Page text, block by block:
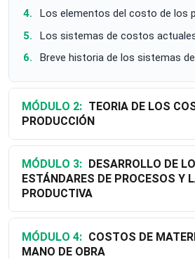
Los elementos del costo de los
Los sistemas de costos
Breve historia de los sistemas
MÓDULO 2:
PRODUCCIÓN
MÓDULO 3:
ESTÁNDARES DE PROCESOS Y
PRODUCTIVA
MÓDULO 4:
MANO DE OBRA